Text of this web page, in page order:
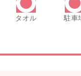
タオル 駐車